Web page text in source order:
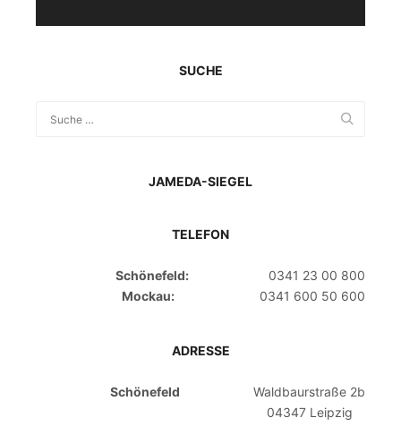
SUCHE
JAMEDA-SIEGEL
TELEFON
Schönefeld:
0341 23 00 800
Mockau:
0341 600 50 600
ADRESSE
Schönefeld
Waldbaurstraße 2b
04347 Leipzig